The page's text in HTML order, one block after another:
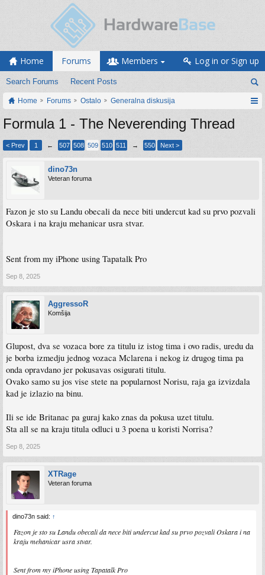
Home Forums
Search Forums Recent Posts
Members Log in or Sign up
Home Forums Ostalo Generalna diskusija
Formula 1 - The Neverending Thread
< Prev 1 ← 507 508 509 510 511 → 550 Next >
dino73n
Veteran foruma
Fazon je sto su Landu obecali da nece biti undercut kad su prvo pozvali
Oskara i na kraju mehanicar usra stvar.
Sent from my iPhone using Tapatalk Pro
Sep 8, 2025
AggressoR
Komšija
Glupost, dva se vozaca bore za titulu iz istog tima i ovo radis, uredu da
je borba izmedju jednog vozaca Mclarena i nekog iz drugog tima pa
onda opravdano jer pokusavas osigurati titulu.
Ovako samo su jos vise stete na popularnost Norisu, raja ga izvizdala
kad je izlazio na binu.
Ili se ide Britanac pa guraj kako znas da pokusa uzet titulu.
Sta all se na kraju titula odluci u 3 poena u koristi Norrisa?
Sep 8, 2025
XTRage
Veteran foruma
dino73n said: ↑
Fazon je sto su Landu obecali da nece biti undercut kad su prvo pozvali Oskara i na
kraju mehanicar usra stvar.
Sent from my iPhone using Tapatalk Pro